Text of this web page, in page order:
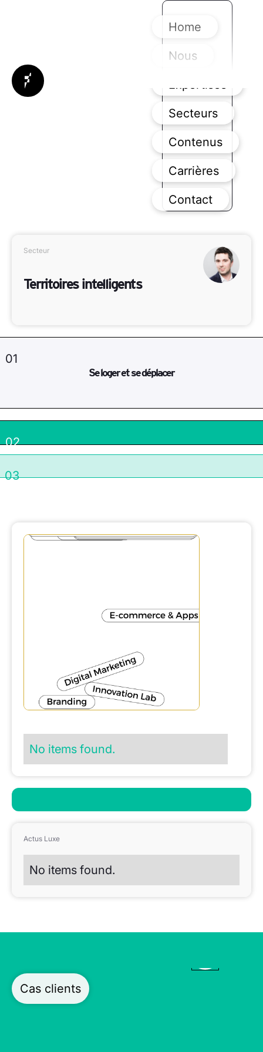
Home
Nous
Secteurs
Contenus
Carrières
Contact
Secteur
Territoires intelligents
01
Se loger et se déplacer
02
03
No items found.
Actus Luxe
No items found.
Cas clients